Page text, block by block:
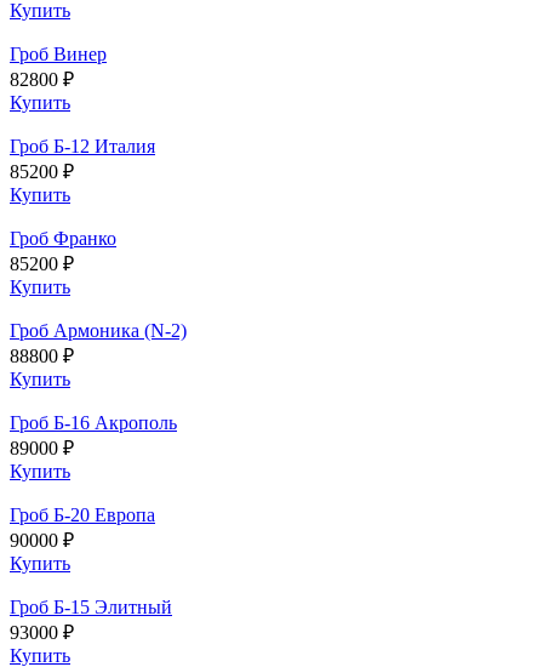
Купить
Гроб Винер
82800 ₽
Купить
Гроб Б-12 Италия
85200 ₽
Купить
Гроб Франко
85200 ₽
Купить
Гроб Армоника (N-2)
88800 ₽
Купить
Гроб Б-16 Акрополь
89000 ₽
Купить
Гроб Б-20 Европа
90000 ₽
Купить
Гроб Б-15 Элитный
93000 ₽
Купить